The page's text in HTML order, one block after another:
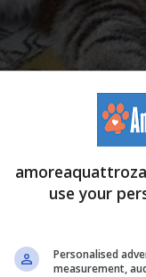
se
due volte al
use your
Personalised
measurement,